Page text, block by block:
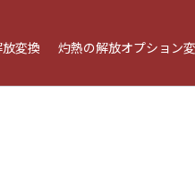
変換 灼熱の解放オプション